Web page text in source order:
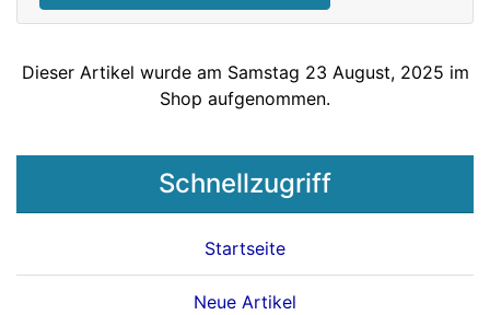
Dieser Artikel wurde am Samstag 23 August, 2025 im
Shop aufgenommen.
Schnellzugriff
Startseite
Neue Artikel